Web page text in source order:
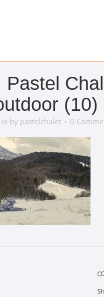
Pastel
(10)
in by pastelchalet 0